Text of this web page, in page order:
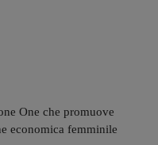
One che promuove
economica femminile